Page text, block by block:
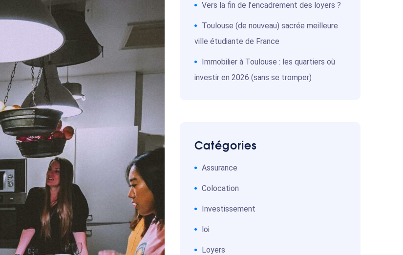
Vers la fin de l’encadrement des loyers ?
Toulouse (de nouveau) sacrée meilleure
ville étudiante de France
Immobilier à Toulouse : les quartiers où
investir en 2026 (sans se tromper)
Catégories
Assurance
Colocation
Investissement
loi
Loyers